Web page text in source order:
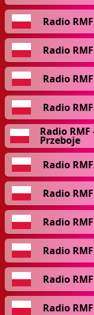
Radio
Radio
Radio
Radio
Radio
Przeboje
Radio
Radio
Radio
Radio
Radio
Radio